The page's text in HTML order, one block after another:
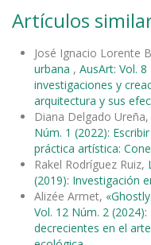
Artículos
José Ignacio Lorente
urbana , AusArt: Vol.
investigaciones y
arquitectura y sus
Diana Delgado Ureña,
Núm. 1 (2022):
práctica artística:
Rakel Rodríguez Ruiz,
(2019): Investigación
Alizée Armet,
Vol. 12 Núm. 2
decrecientes en el